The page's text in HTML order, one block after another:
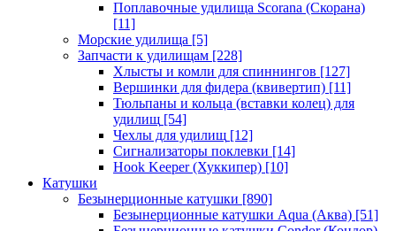
Поплавочные удилища Scorana (Скорана)
[11]
Морские удилища [5]
Запчасти к удилищам [228]
Хлысты и комли для спиннингов [127]
Вершинки для фидера (квивертип) [11]
Тюльпаны и кольца (вставки колец) для
удилищ [54]
Чехлы для удилищ [12]
Сигнализаторы поклевки [14]
Hook Keeper (Хуккипер) [10]
Катушки
Безынерционные катушки [890]
Безынерционные катушки Aqua (Аква) [51]